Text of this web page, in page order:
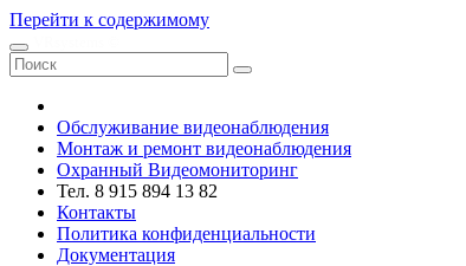
Перейти к содержимому
Обслуживание видеонаблюдения
Монтаж и ремонт видеонаблюдения
Охранный Видеомониторинг
Тел. 8 915 894 13 82
Контакты
Политика конфиденциальности
Документация